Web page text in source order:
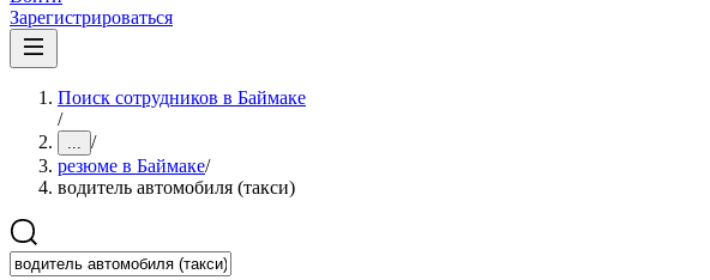
Зарегистрироваться
Поиск сотрудников в Баймаке
/
... /
резюме в Баймаке/
водитель автомобиля (такси)